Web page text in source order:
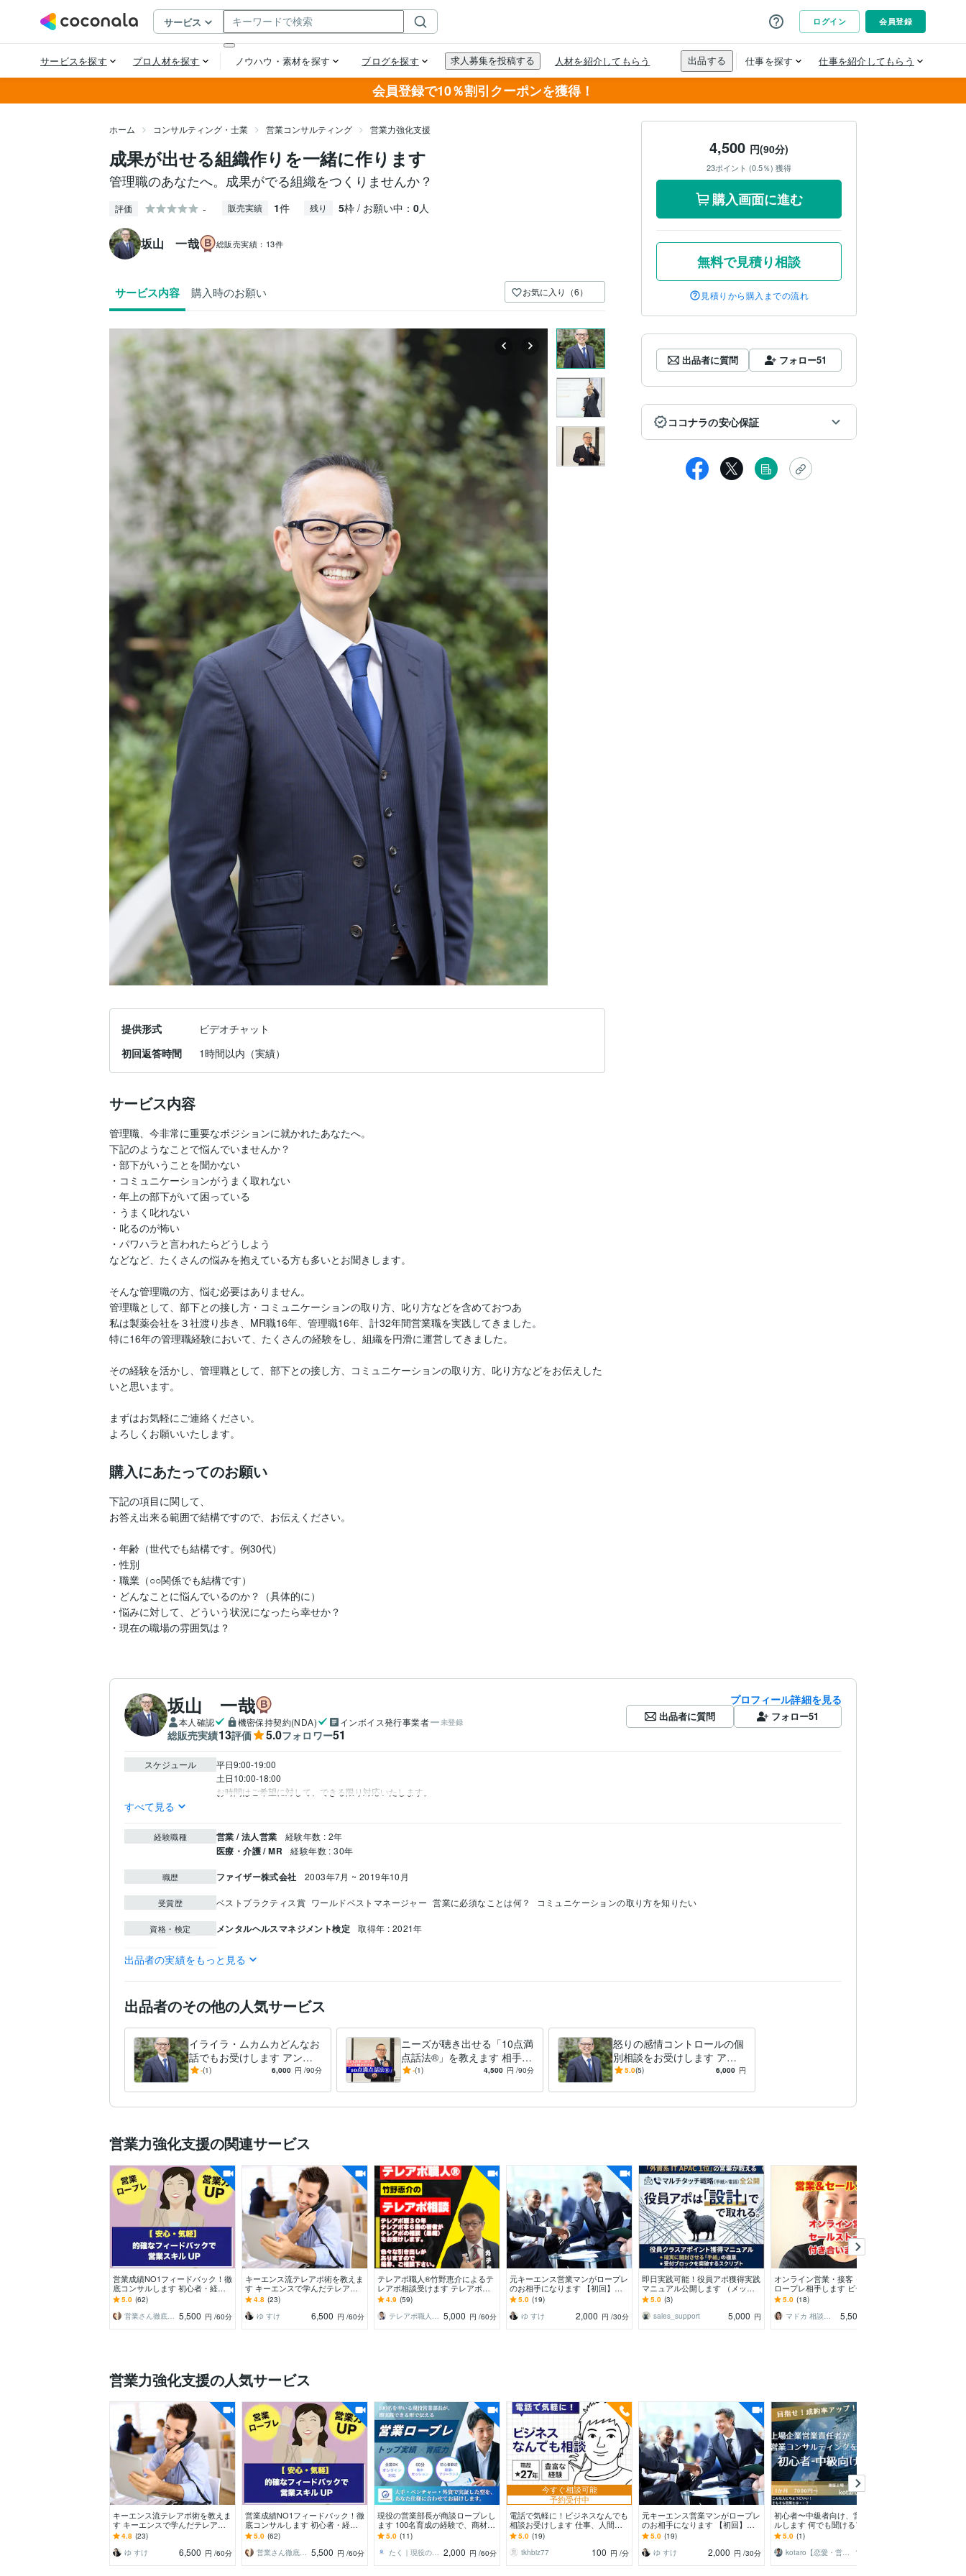
会員登録で10％割引クーポンを獲得！
ホーム コンサルティング・士業 営業コンサルティング 営業力強化支援
成果が出せる組織作りを一緒に作ります
管理職のあなたへ。成果がでる組織をつくりませんか？
評価 - 販売実績 1件 残り 5枠 / お願い中： 0人
坂山 一哉 総販売実績： 13件
サービス内容 購入時のお願い お気に入り（6）
提供形式
ビデオチャット
初回返答時間
1時間以内（実績）
サービス内容
管理職、今非常に重要なポジションに就かれたあなたへ。
下記のようなことで悩んでいませんか？
・部下がいうことを聞かない
・コミュニケーションがうまく取れない
・年上の部下がいて困っている
・うまく叱れない
・叱るのが怖い
・パワハラと言われたらどうしよう
などなど、たくさんの悩みを抱えている方も多いとお聞きします。
そんな管理職の方、悩む必要はありません。
管理職として、部下との接し方・コミュニケーションの取り方、叱り方などを含めておつあ
私は製薬会社を３社渡り歩き、MR職16年、管理職16年、計32年間営業職を実践してきました。
特に16年の管理職経験において、たくさんの経験をし、組織を円滑に運営してきました。
その経験を活かし、管理職として、部下との接し方、コミュニケーションの取り方、叱り方などをお伝えした
いと思います。
まずはお気軽にご連絡ください。
購入にあたってのお願い
下記の項目に関して、
お答え出来る範囲で結構ですので、お伝えください。
・年齢（世代でも結構です。例30代）
・性別
・職業（○○関係でも結構です）
・どんなことに悩んでいるのか？（具体的に）
・悩みに対して、どういう状況になったら幸せか？
4,500 円(90分)
23ポイント (0.5％) 獲得
購入画面に進む
無料で見積り相談
見積りから購入までの流れ
出品者に質問 フォロー51
ココナラの安心保証
坂山 一哉
本人確認 機密保持契約(NDA) インボイス発行事業者 未登録
総販売実績13評価 5.0フォロワー51
プロフィール詳細を見る
出品者に質問 フォロー51
スケジュール
平日9:00-19:00
土日10:00-18:00
お時間はご希望に対して、できる限り対応いたします。
すべて見る
経験職種 営業 / 法人営業 経験年数 : 2年
医療・介護 / MR 経験年数 : 30年
職歴 ファイザー株式会社 2003年7月 ~ 2019年10月
受賞歴 ベストプラクティス賞 ワールドベストマネージャー 営業に必須なことは何？ コミュニケーションの取り方を知りたい
資格・検定 メンタルヘルスマネジメント検定 取得年 : 2021年
得意分野 ビジネス代行・事務代行
営業
悩み相談・カウンセリング 怒りに対するコンサルタント
出品者の実績をもっと見る
出品者のその他の人気サービス
イライラ・ムカムカどんなお
話でもお受けします アンガ
ーマネジメントコンサルタン
-(1) 6,000 円 /90分
ニーズが聴き出せる「10点満
点話法®︎」を教えます 相手の
ニーズを簡単に聞き出し仕事
-(1) 4,500 円 /90分
怒りの感情コントロールの個
別相談をお受けします アン
ガーマネジメントコンサルタ
5.0(5) 6,000 円
営業力強化支援の関連サービス
営業成績NO1フィードバック！徹
底コンサルします 初心者・経験
浅い方・女性の方・個人事業主の
方大歓迎
5.0 (62)
5,500 円 /60分
キーエンス流テレアポ術を教えま
す キーエンスで学んだテレアポ
の基本〜応用編を教えさせて頂き
ます
4.8 (23)
ゆ すけ
6,500 円 /60分
テレアポ職人®竹野恵介によるテ
レアポ相談受けます テレアポノ
ウハウ本の著者で代行会社の運営
者による相談サービス
4.9 (59)
5,000 円 /60分
元キーエンス営業マンがロープレ
のお相手になります 【初回】初
回は詳細ヒアリングを20分実施い
たします
5.0 (19)
ゆ すけ
2,000 円 /30分
即日実践可能！役員アポ獲得実践
マニュアル公開します （メッセ
ージサポート付）役員アポを設計
通りに量産する全手法
5.0 (3)
sales_support
5,000 円
オンライン営業・接客・セミナー
ロープレ相手します ビデオ通話
でセールスの練習、商談相手にな
りアドバイスします
5.0 (18)
5,500
営業力強化支援の人気サービス
キーエンス流テレアポ術を教えま
す キーエンスで学んだテレアポ
の基本〜応用編を教えさせて頂き
ます
4.8 (23)
ゆ すけ
6,500 円 /60分
営業成績NO1フィードバック！徹
底コンサルします 初心者・経験
浅い方・女性の方・個人事業主の
方大歓迎
5.0 (62)
5,500 円 /60分
現役の営業部長が商談ロープレし
ます 100名育成の経験で、商材に
合わせた売れる型をご提案
5.0 (11)
2,000 円 /60分
今すぐ相談可能
予約受付中
電話で気軽に！ビジネスなんでも
相談お受けします 仕事、人間関
係、キャリア相談、自己啓発な
ど・・・
5.0 (19)
tkhbiz77
100 円 /分
元キーエンス営業マンがロープレ
のお相手になります 【初回】初
回は詳細ヒアリングを20分実施い
たします
5.0 (19)
ゆ すけ
2,000 円 /30分
初心者〜中級者向け、営業コンサ
ルします 何でも聞けるアドバイ
ザー＆思考の壁打ちで営業力を強
化させます
5.0 (1)
10,000